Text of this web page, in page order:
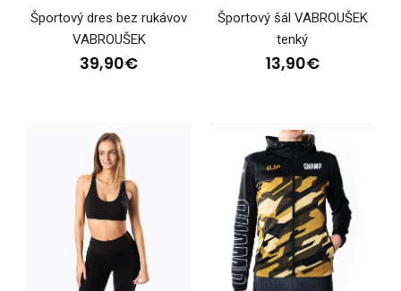
Športový dres bez rukávov
VABROUŠEK
39,90€
Športový šál VABROUŠEK
tenký
13,90€